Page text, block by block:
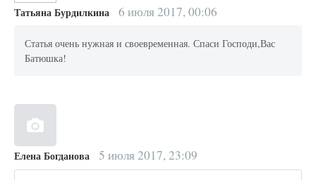
Татьяна Бурдилкина 6 июля 2017, 00:06
Статья очень нужная и своевременная. Спаси Господи,Вас
Батюшка!
Елена Богданова 5 июля 2017, 23:09